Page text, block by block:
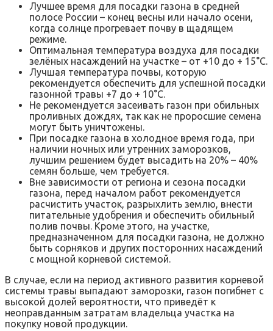
Лучшее время для посадки газона в средней
полосе России – конец весны или начало осени,
когда солнце прогревает почву в щадящем
режиме.
Оптимальная температура воздуха для посадки
зелёных насаждений на участке – от +10 до + 15°С.
Лучшая температура почвы, которую
рекомендуется обеспечить для успешной посадки
газонной травы +7 до + 10°C.
Не рекомендуется засеивать газон при обильных
проливных дождях, так как не проросшие семена
могут быть уничтожены.
При посадке газона в холодное время года, при
наличии ночных или утренних заморозков,
лучшим решением будет высадить на 20% – 40%
семян больше, чем требуется.
Вне зависимости от региона и сезона посадки
газона, перед началом работ рекомендуется
расчистить участок, разрыхлить землю, внести
питательные удобрения и обеспечить обильный
полив почвы. Кроме этого, на участке,
предназначенном для посадки газона, не должно
быть сорняков и других посторонних насаждений
с мощной корневой системой.
В случае, если на период активного развития корневой
системы травы выпадают заморозки, газон погибнет с
высокой долей вероятности, что приведёт к
неоправданным затратам владельца участка на
покупку новой продукции.